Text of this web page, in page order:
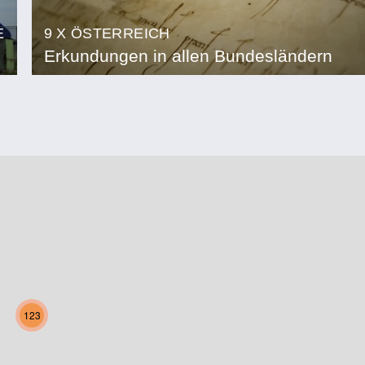
9 X ÖSTERREICH
Erkundungen in allen Bundesländern
123